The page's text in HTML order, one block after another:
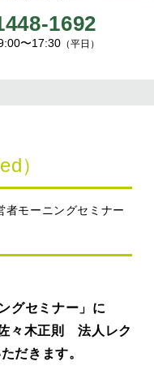
1692
〜17:30 （平日）
）
モーニングセミナー
グセミナー」に
々木正則 法人レク
だきます。